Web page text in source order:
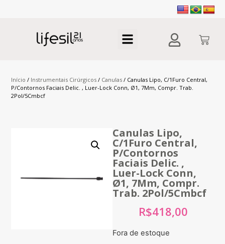
Início / Instrumentais Cirúrgicos / Canulas / Canulas Lipo, C/1Furo Central,
P/Contornos Faciais Delic. , Luer-Lock Conn, Ø1, 7Mm, Compr. Trab.
2Pol/5Cmbcf
Canulas Lipo,
C/1Furo Central,
P/Contornos
Faciais Delic. ,
Luer-Lock Conn,
Ø1, 7Mm, Compr.
Trab. 2Pol/5Cmbcf
R$418,00
Fora de estoque